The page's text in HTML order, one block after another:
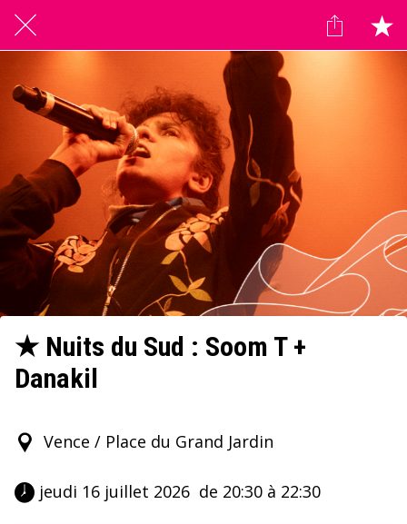
★ Nuits du Sud : Soom T +
Danakil
Vence / Place du Grand Jardin
jeudi 16 juillet 2026  de 20:30 à 22:30